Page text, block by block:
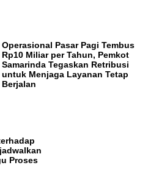
Operasional Pasar Pagi Tembus
Rp10 Miliar per Tahun, Pemkot
Samarinda Tegaskan Retribusi
untuk Menjaga Layanan Tetap
Berjalan
Proses